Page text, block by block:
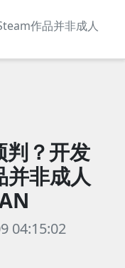
作品并非成人
判？开发
非成人
04:15:02